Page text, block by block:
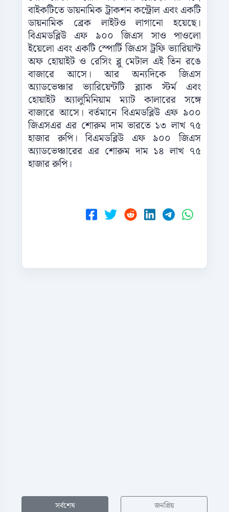
বাইকটিতে ডায়নামিক ট্রাকশন কন্ট্রোল এবং একটি
ডায়নামিক ব্রেক লাইটও লাগানো হয়েছে।
বিএমডব্লিউ এফ ৯০০ জিএস সাও পাওলো
ইয়েলো এবং একটি স্পোর্টি জিএস ট্রফি ভ্যারিয়ান্ট
অফ হোয়াইট ও রেসিং ব্লু মেটাল এই তিন রঙে
বাজারে আসে। আর অন্যদিকে জিএস
অ্যাডভেঞ্চার ভ্যারিয়েন্টটি ব্ল্যাক স্টর্ম এবং
হোয়াইট অ্যালুমিনিয়াম ম্যাট কালারের সঙ্গে
বাজারে আসে। বর্তমানে বিএমডব্লিউ এফ ৯০০
জিএসএর এর শোরুম দাম ভারতে ১৩ লাখ ৭৫
হাজার রুপি। বিএমডব্লিউ এফ ৯০০ জিএস
অ্যাডভেঞ্চারের এর শোরুম দাম ১৪ লাখ ৭৫
হাজার রুপি।
সর্বশেষ জনপ্রিয়